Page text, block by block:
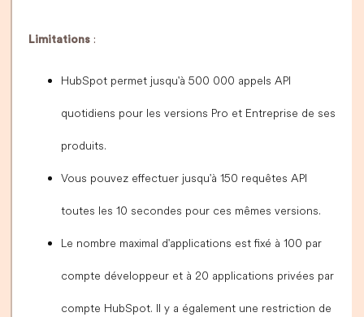
Limitations :
HubSpot permet jusqu'à 500 000 appels API
quotidiens pour les versions Pro et Entreprise de ses
produits.
Vous pouvez effectuer jusqu'à 150 requêtes API
toutes les 10 secondes pour ces mêmes versions.
Le nombre maximal d'applications est fixé à 100 par
compte développeur et à 20 applications privées par
compte HubSpot. Il y a également une restriction de